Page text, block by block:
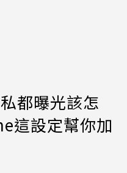
都曝光該怎
這設定幫你加